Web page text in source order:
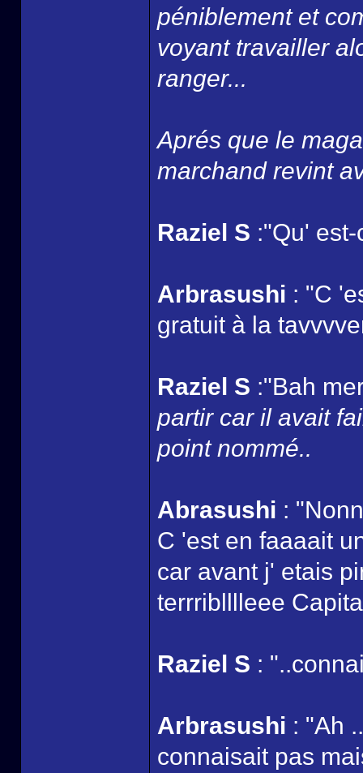
péniblement et
voyant travailler
ranger...
Aprés que le
marchand revint
Raziel S :"Qu'
Arbrasushi : "C
gratuit à la
Raziel S :"Bah
partir car il avait
point nommé..
Abrasushi :
C 'est en faaaait
car avant j' etais
terrriblllleee
Raziel S :
Arbrasushi : "Ah
connaisait pas